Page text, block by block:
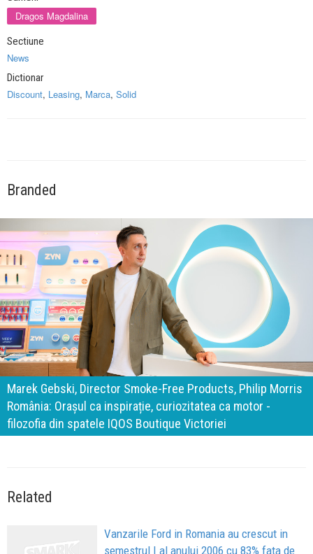
Dragos Magdalina
Sectiune
News
Dictionar
Discount, Leasing, Marca, Solid
Branded
140 de ani de Mercedes-Benz. Ramona Pîrlog: Cel mai
important „test al timpului” este să inovăm constant, dar
cu aceeași responsabilitate față de oameni, siguranță și
calitate
Related
Vanzarile Ford in Romania au crescut in
semestrul I al anului 2006 cu 83% fata de